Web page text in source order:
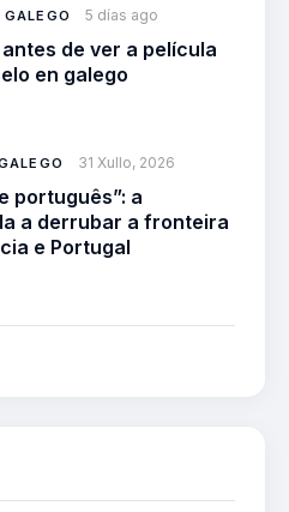
GALEGO 5 días ago
de ver a película
en galego
31 Xullo, 2026
português”: a
a derrubar a fronteira
e Portugal